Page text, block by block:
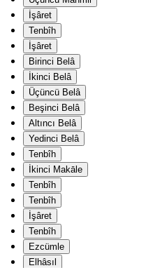
İşâret
Tenbîh
İşâret
Birinci Belâ
İkinci Belâ
Üçüncü Belâ
Beşinci Belâ
Altıncı Belâ
Yedinci Belâ
Tenbîh
İkinci Makāle
Tenbîh
Tenbîh
İşâret
Tenbîh
Ezcümle
Elhâsıl